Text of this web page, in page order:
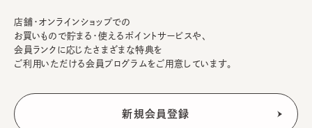
店舗・オンラインショップでの
お買いもので貯まる・使えるポイントサービスや、
会員ランクに応じたさまざまな特典を
ご利用いただける会員プログラムをご用意しています。